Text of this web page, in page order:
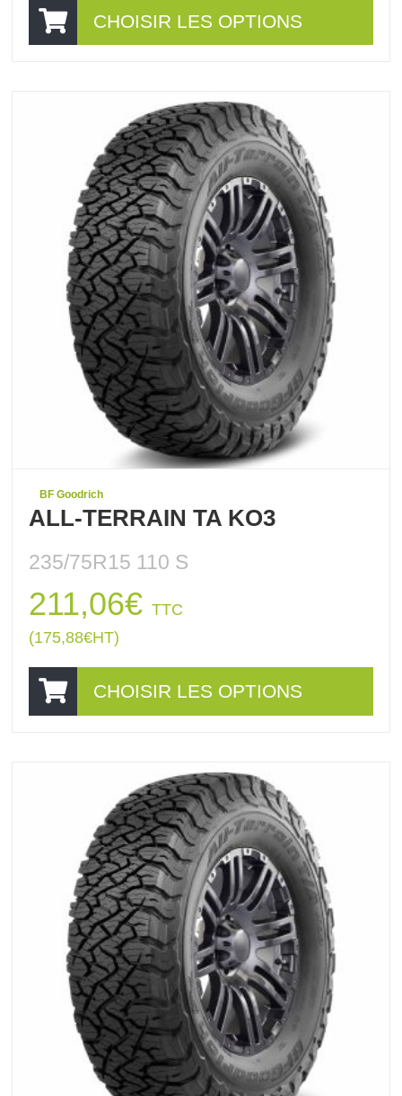
CHOISIR LES OPTIONS
BF Goodrich
ALL-TERRAIN TA KO3
235/75R15 110 S
211,06€ TTC
(175,88€HT)
CHOISIR LES OPTIONS